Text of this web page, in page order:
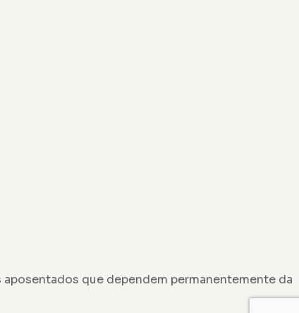
aposentados que dependem permanentemente da